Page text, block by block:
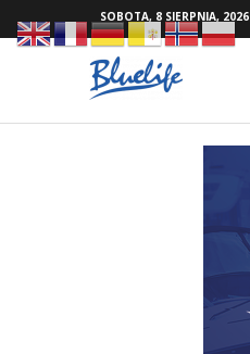
SOBOTA, 8 SIERPNIA, 2026